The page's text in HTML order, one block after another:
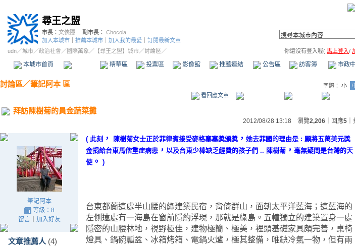
尋王之盟
市長： 文俠隱 副市長： Chocola
加入本城市
推薦本城市 加入我的最愛
訂閱最新文章
udn／城市／政治社會 ／國際萬象 ／ 【尋王之盟】城市／討論區／ 你還沒有登入喔( 馬上登入/
本城市首頁 精華區 投票區 影像館 推薦連結 公告區 訪客簿 市政
討論區／筆記阿本 區 字體： 小
看回應文章
拜訪陳樹菊的員金蔬菜攤
2012/08/28 13:18 瀏覽2,206 ｜回應5
筆記阿本
等級：8
留言｜ 加入好友
文章推薦人 (4)
( 此刻 ， 陳樹菊女士正於菲律賓接受麥格塞塞獎頒獎 ， 她去菲國的理由是 : 願將五萬美元獎
金捐給台東馬偕重症病患 ， 以及台東少棒缺乏經費的孩子們 .. 陳樹菊 ， 毫無疑問是台灣的天
使 。 )
台東都蘭這處半山腰的綠建築民宿，背倚群山，面朝太平洋藍海；這藍海的
左側遠處有一海島在窗前隱約浮現，那就是綠島。五幢獨立的建築置身一處
隱密的山腰林地，視野極佳，建物極簡、極美，裡頭基礎家具頗完善，桌椅
燈具、鍋碗瓢盆、冰箱烤箱、電鍋火爐，極其整備，唯缺冷氣一物，但有兩